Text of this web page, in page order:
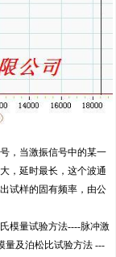
，当激振信号中的某一
，延时最长，这个波通
试样的固有频率，由公
模量试验方法----脉冲激
量及泊松比试验方法 ---